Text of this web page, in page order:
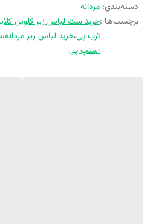
دسته‌بندی: مردانه
برچسب‌ها :خرید ست لباس زیر کلوین
ترب پی،خرید لباس زیر مردانه،
اسنپ پی